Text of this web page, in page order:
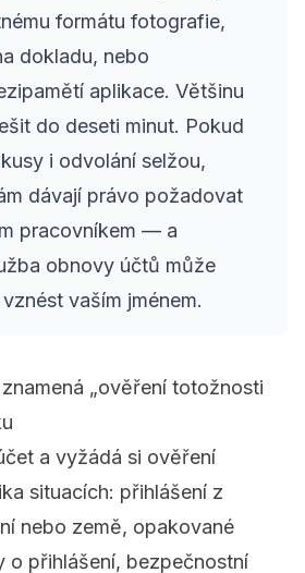
formátu fotografie,
dokladu, nebo
aplikace. Většinu
do deseti minut. Pokud
i odvolání selžou,
dávají právo požadovat
pracovníkem — a
obnovy účtů může
vaším jménem.
„ověření totožnosti
a vyžádá si ověření
situacích: přihlášení z
nebo země, opakované
o přihlášení, bezpečnostní